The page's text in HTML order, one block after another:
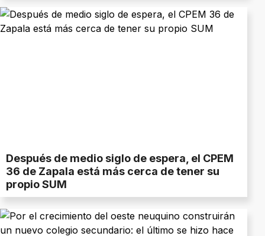
Después de medio siglo de espera, el CPEM
36 de Zapala está más cerca de tener su
propio SUM